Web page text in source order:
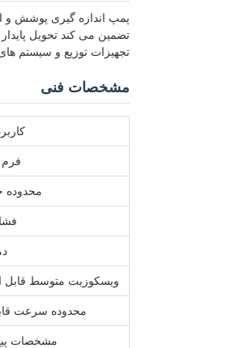
پمپ اندازه گیری پوشش
تضمین می کند تحویل
تجهیزات توزیع و سیستم
مشخصات فنی
فرم
محدوده
ویسکوزیت متوسط قابل
محدوده سرعت
مشخصات